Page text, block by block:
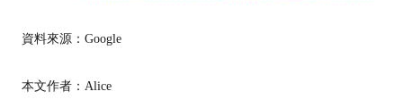
資料來源：Google
本文作者：Alice